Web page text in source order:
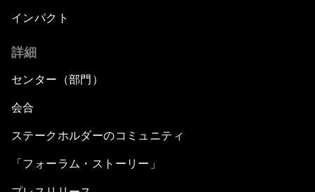
インパクト
詳細
センター（部門）
会合
ステークホルダーのコミュニティ
「フォーラム・ストーリー」